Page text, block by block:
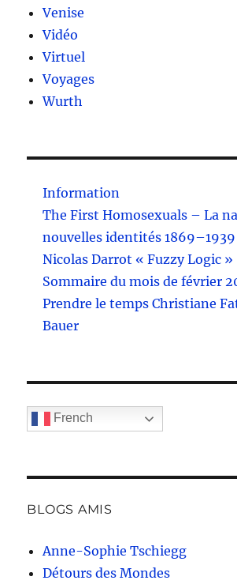
Venise
Vidéo
Virtuel
Voyages
Wurth
Information
The First Homosexuals – La
nouvelles identités 1869–1939
Nicolas Darrot « Fuzzy Logic »
Sommaire du mois de février
Prendre le temps Christiane
Bauer
French
BLOGS AMIS
Anne-Sophie Tschiegg
Détours des Mondes